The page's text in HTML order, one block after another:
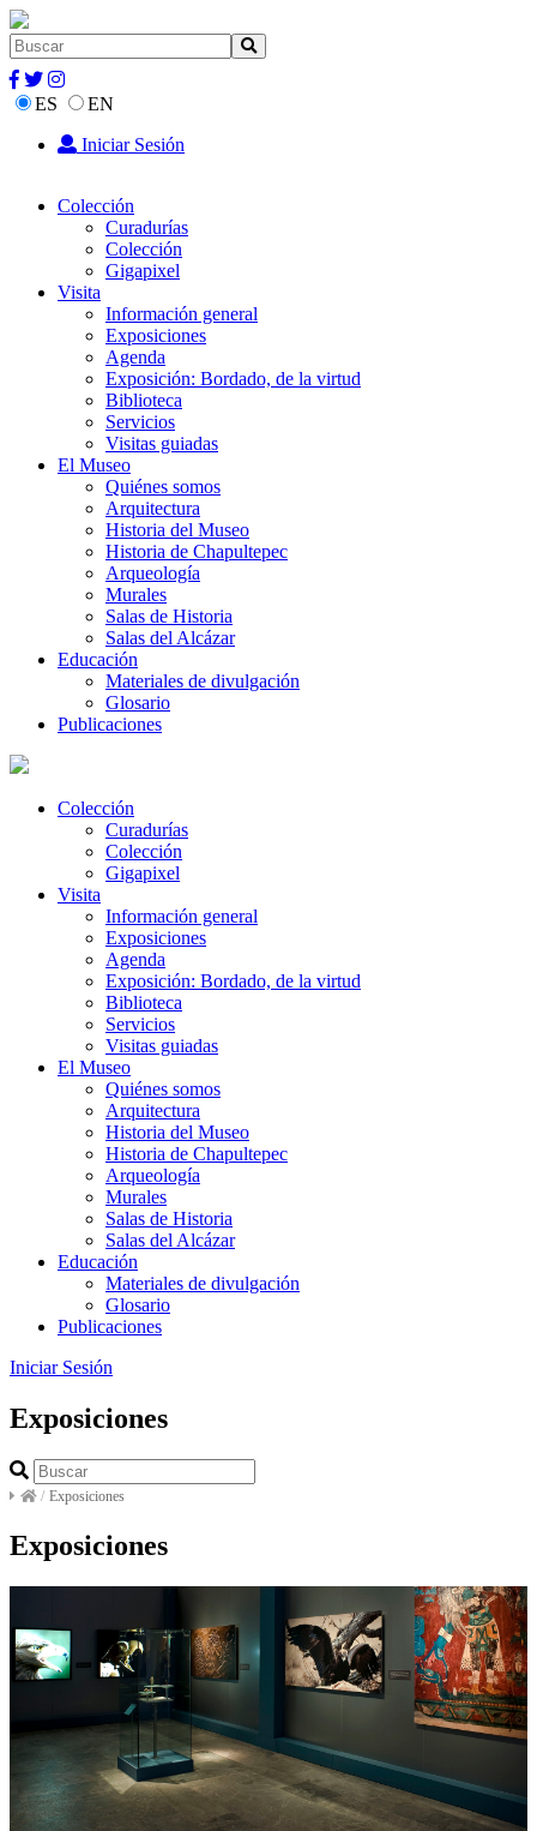
ES
EN
Iniciar Sesión
Colección
Curadurías
Colección
Gigapixel
Visita
Información general
Exposiciones
Agenda
Exposición: Bordado, de la virtud
Biblioteca
Servicios
Visitas guiadas
El Museo
Quiénes somos
Arquitectura
Historia del Museo
Historia de Chapultepec
Arqueología
Murales
Salas de Historia
Salas del Alcázar
Educación
Materiales de divulgación
Glosario
Publicaciones
Colección
Curadurías
Colección
Gigapixel
Visita
Información general
Exposiciones
Agenda
Exposición: Bordado, de la virtud
Biblioteca
Servicios
Visitas guiadas
El Museo
Quiénes somos
Arquitectura
Historia del Museo
Historia de Chapultepec
Arqueología
Murales
Salas de Historia
Salas del Alcázar
Educación
Materiales de divulgación
Glosario
Publicaciones
Iniciar Sesión
Exposiciones
/ Exposiciones
Exposiciones